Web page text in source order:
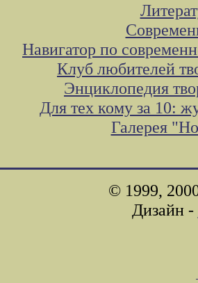
Навигатор по
Клуб любителей
Энциклопедия
Для тех кому за 10:
Галерея
© 1999,
Дизайн -